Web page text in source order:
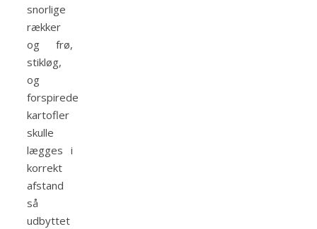
snorlige
rækker
og frø,
stikløg,
og
forspirede
kartofler
skulle
lægges i
korrekt
afstand
så
udbyttet